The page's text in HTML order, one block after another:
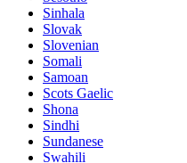
Sinhala
Slovak
Slovenian
Somali
Samoan
Scots Gaelic
Shona
Sindhi
Sundanese
Swahili